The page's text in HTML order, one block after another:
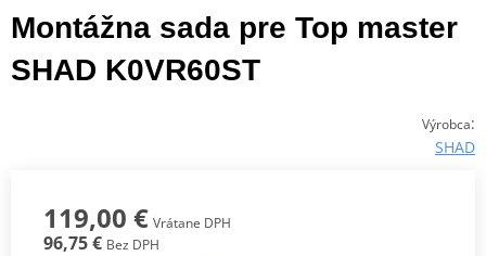
Montážna sada pre Top master
SHAD K0VR60ST
Výrobca:
SHAD
119,00 € Vrátane DPH
96,75 € Bez DPH